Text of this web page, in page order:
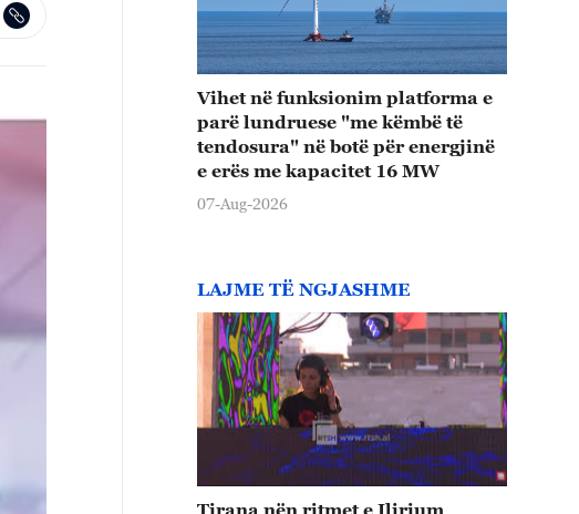
Vihet në funksionim platforma e
parë lundruese "me këmbë të
tendosura" në botë për energjinë
e erës me kapacitet 16 MW
07-Aug-2026
LAJME TË NGJASHME
Tirana nën ritmet e Ilirium